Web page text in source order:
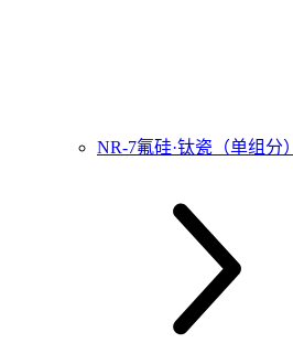
NR-7氟硅·钛瓷（单组分）